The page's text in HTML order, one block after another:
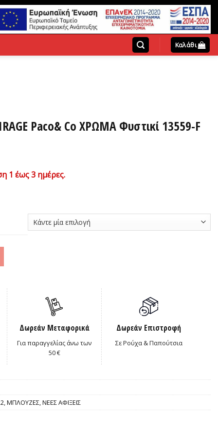
Καλάθι
Paco& Co ΧΡΩΜΑ Φυστικί 13559-F
1 έως 3 ημέρες.
Δωρεάν Μεταφορικά
Για παραγγελίας άνω των
50 €
Δωρεάν Επιστροφή
Σε Ρούχα & Παπούτσια
,ΜΠΛΟΥΖΕΣ,ΝΕΕΣ ΑΦΙΞΕΙΣ